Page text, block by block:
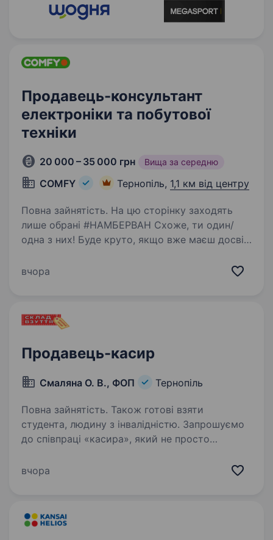
Продавець-консультант
електроніки та побутової
техніки
20 000 – 35 000 грн Вища за середню
COMFY Тернопіль, 1,1 км від центру
Повна зайнятість. На цю сторінку заходять
лише обрані #НАМБЕРВАН Схоже, ти один/
одна з них! Буде круто, якщо вже маєш досвід
розумієш, як якісно виявити потребу клієнта :)
вчора
Продавець-касир
Смаляна О. В., ФОП Тернопіль
Повна зайнятість. Також готові взяти
студента, людину з інвалідністю. Запрошуємо
до співпраці «касира», який не просто
частиною команди та створюватиме приємне
розрахунки…
вчора